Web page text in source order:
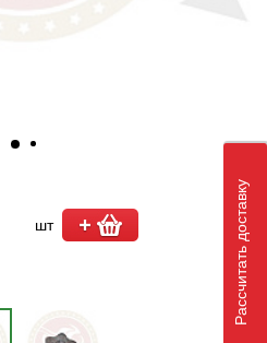
шт Рассчитать доставку